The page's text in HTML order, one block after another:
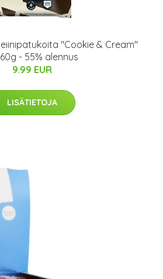
"Cookie & Cream"
- 55% alennus
9.99 EUR
LISÄTIETOJA